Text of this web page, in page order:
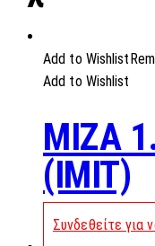
Add to Wishlist
Add to Wishlist
MIZA
(IMIT)
Συνδεθείτε για